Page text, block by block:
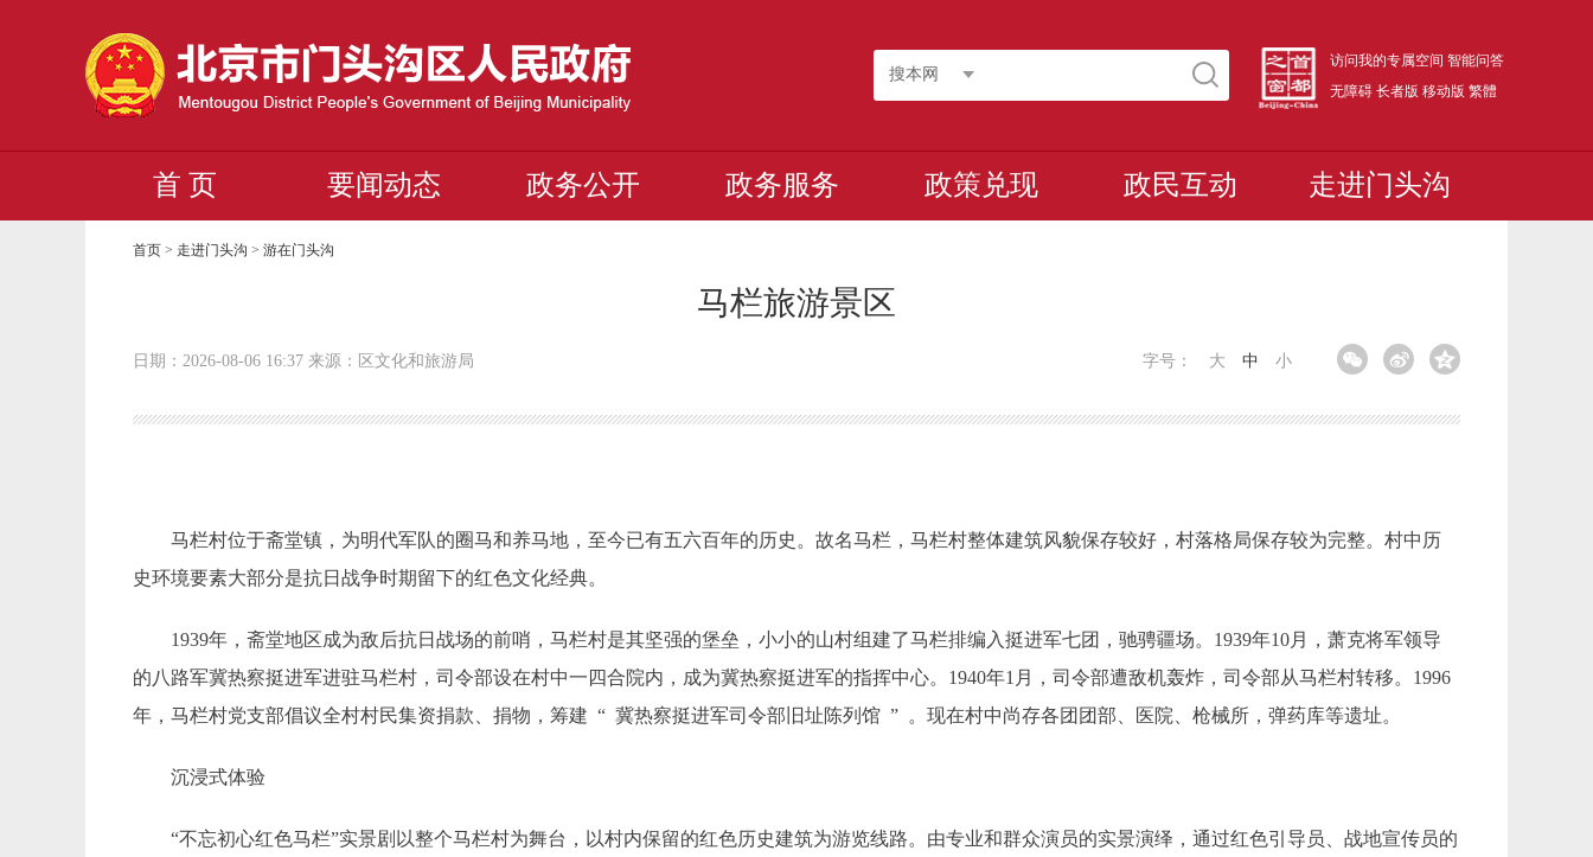
搜本网
访问我的专属空间 智能问答
无障碍 长者版 移动版 繁體
首 页 要闻动态 政务公开 政务服务 政策兑现 政民互动 走进门头沟
首页 > 走进门头沟 >游在门头沟
马栏旅游景区
日期：2026-08-06 16:37 来源：区文化和旅游局 字号： 大 中 小
马栏村位于斋堂镇，为明代军队的圈马和养马地，至今已有五六百年的历史。故名马栏，马栏村整体建筑风貌保存较好，村落格局保存较为完整。村中历
史环境要素大部分是抗日战争时期留下的红色文化经典。
1939年，斋堂地区成为敌后抗日战场的前哨，马栏村是其坚强的堡垒，小小的山村组建了马栏排编入挺进军七团，驰骋疆场。1939年10月，萧克将军领导
的八路军冀热察挺进军进驻马栏村，司令部设在村中一四合院内，成为冀热察挺进军的指挥中心。1940年1月，司令部遭敌机轰炸，司令部从马栏村转移。1996
年，马栏村党支部倡议全村村民集资捐款、捐物，筹建 “ 冀热察挺进军司令部旧址陈列馆 ” 。现在村中尚存各团团部、医院、枪械所，弹药库等遗址。
沉浸式体验
“不忘初心红色马栏”实景剧以整个马栏村为舞台，以村内保留的红色历史建筑为游览线路。由专业和群众演员的实景演绎，通过红色引导员、战地宣传员的